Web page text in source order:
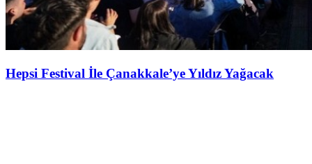
Hepsi Festival İle Çanakkale’ye Yıldız Yağacak